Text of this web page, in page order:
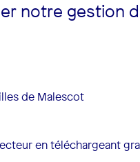
notre gestion
de Malescot
en téléchargeant